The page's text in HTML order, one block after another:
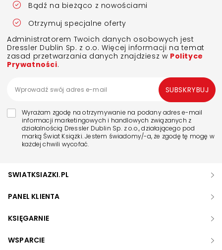
Bądź na bieżąco z nowościami
Otrzymuj specjalne oferty
Administratorem Twoich danych osobowych jest
Dressler Dublin Sp. z o.o. Więcej informacji na temat
zasad przetwarzania danych znajdziesz w Polityce
Prywatności.
Wyrażam zgodę na otrzymywanie na podany adres e-mail
informacji marketingowych i handlowych związanych z
działalnością Dressler Dublin Sp. z o.o., działającego pod
marką Świat Książki. Jestem świadomy/-a, że zgodę tę mogę w
każdej chwili wycofać.
SUBSKRYBUJ
SWIATKSIAZKI.PL
PANEL KLIENTA
KSIĘGARNIE
WSPARCIE